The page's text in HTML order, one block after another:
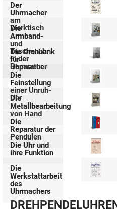
Der
Uhrmacher
am
Werktisch
Die
Armband-
und
Taschenuhr
in der
Reparatur
Die Drehbank
für
Uhrmacher
Die
Feinstellung
einer Unruh-
Uhr
Die
Metallbearbeitung
von Hand
Die
Reparatur der
Pendulen
Die Uhr und
ihre Funktion
Die
Werkstattarbeit
des
Uhrmachers